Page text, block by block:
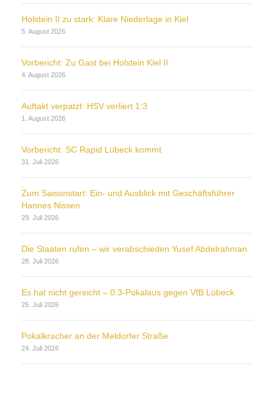
Holstein II zu stark: Klare Niederlage in Kiel
5. August 2026
Vorbericht: Zu Gast bei Holstein Kiel II
4. August 2026
Auftakt verpatzt: HSV verliert 1:3
1. August 2026
Vorbericht: SC Rapid Lübeck kommt
31. Juli 2026
Zum Saisonstart: Ein- und Ausblick mit Geschäftsführer
Hannes Nissen
29. Juli 2026
Die Staaten rufen – wir verabschieden Yusef Abdelrahman
28. Juli 2026
Es hat nicht gereicht – 0:3-Pokalaus gegen VfB Lübeck
25. Juli 2026
Pokalkracher an der Meldorfer Straße
24. Juli 2026